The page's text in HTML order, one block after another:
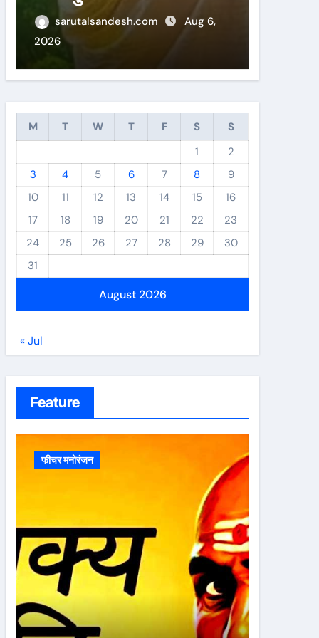
लिय चयन
sarutalsandesh.com
Aug 6,
2026
August 2026
M T W T F S
S
1
2
3
4 5 6 7 8
9
10
11 12 13 14 15
16
17
18 19 20 21 22
23
24
25 26 27 28 29
30
31
« Jul
Feature
फीचर मनोरंजन